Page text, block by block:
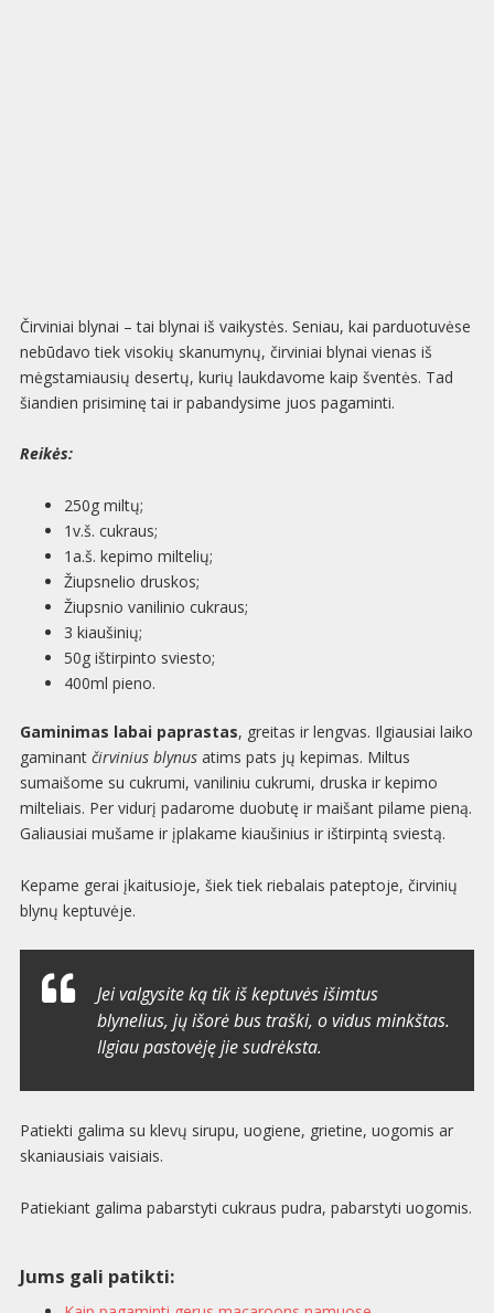
Čirviniai blynai – tai blynai iš vaikystės. Seniau, kai parduotuvėse
nebūdavo tiek visokių skanumynų, čirviniai blynai vienas iš
mėgstamiausių desertų, kurių laukdavome kaip šventės. Tad
šiandien prisiminę tai ir pabandysime juos pagaminti.
Reikės:
250g miltų;
1v.š. cukraus;
1a.š. kepimo miltelių;
Žiupsnelio druskos;
Žiupsnio vanilinio cukraus;
3 kiaušinių;
50g ištirpinto sviesto;
400ml pieno.
Gaminimas labai paprastas, greitas ir lengvas. Ilgiausiai laiko
gaminant čirvinius blynusatims pats jų kepimas. Miltus
sumaišome su cukrumi, vaniliniu cukrumi, druska ir kepimo
milteliais. Per vidurį padarome duobutę ir maišant pilame pieną.
Galiausiai mušame ir įplakame kiaušinius ir ištirpintą sviestą.
Kepame gerai įkaitusioje, šiek tiek riebalais pateptoje, čirvinių
blynų keptuvėje.
Jei valgysite ką tik iš keptuvės išimtus
blynelius, jų išorė bus traški, o vidus minkštas.
Ilgiau pastovėję jie sudrėksta.
Patiekti galima su klevų sirupu, uogiene, grietine, uogomis ar
skaniausiais vaisiais.
Patiekiant galima pabarstyti cukraus pudra, pabarstyti uogomis.
Jums gali patikti: